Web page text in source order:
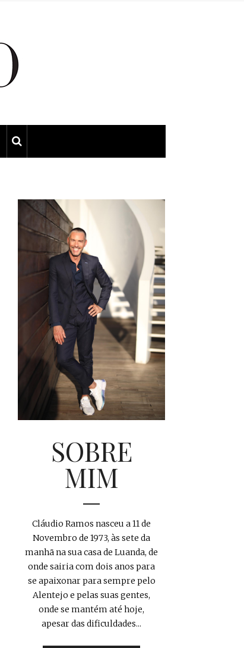
SOBRE
MIM
Cláudio Ramos nasceu a 11 de
Novembro de 1973, às sete da
manhã na sua casa de Luanda, de
onde sairia com dois anos para
se apaixonar para sempre pelo
Alentejo e pelas suas gentes,
onde se mantém até hoje,
apesar das dificuldades...